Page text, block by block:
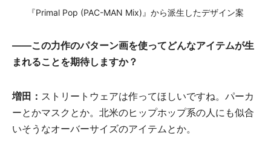
『Primal Pop (PAC-MAN Mix)』から派生したデザイン案
——この力作のパターン画を使ってどんなアイテムが生
まれることを期待しますか？
増田： ストリートウェアは作ってほしいですね。パーカ
ーとかマスクとか。北米のヒップホップ系の人にも似合
いそうなオーバーサイズのアイテムとか。